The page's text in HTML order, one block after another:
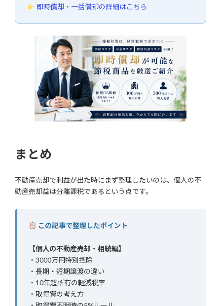
即時償却・一括償却の詳細はこちら
まとめ
不動産売却で利益が出た時にまず整理したいのは、個人の不
動産売却益は分離課税であるという点です。
この記事で整理したポイント
【個人の不動産売却・相続編】
・3000万円特別控除
・長期・短期譲渡の違い
・10年超所有の軽減税率
・取得費の考え方